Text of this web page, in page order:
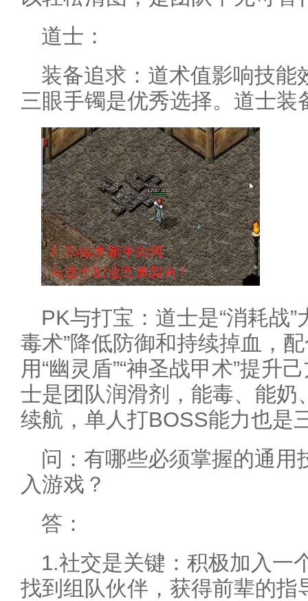
道士：
装备追求：道术值影响技能
三眼手镯是优秀选择。道士装
PK与打宝：道士是“消耗战
毒术”降低防御和持续掉血，
用“幽灵盾”“神圣战甲术”提升
士是团队润滑剂，能毒、能奶
续航，单人打BOSS能力也是
问：有哪些必须掌握的通用
入游戏？
答：
1.社交是关键：积极加入一
找到组队伙伴，获得前辈的指